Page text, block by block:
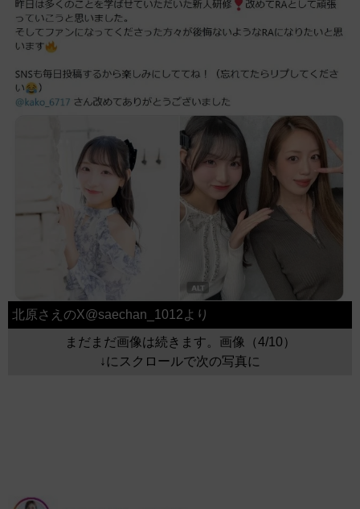
北原さえのX@saechan_1012より
まだまだ画像は続きます。画像（4/10）
↓にスクロールで次の写真に